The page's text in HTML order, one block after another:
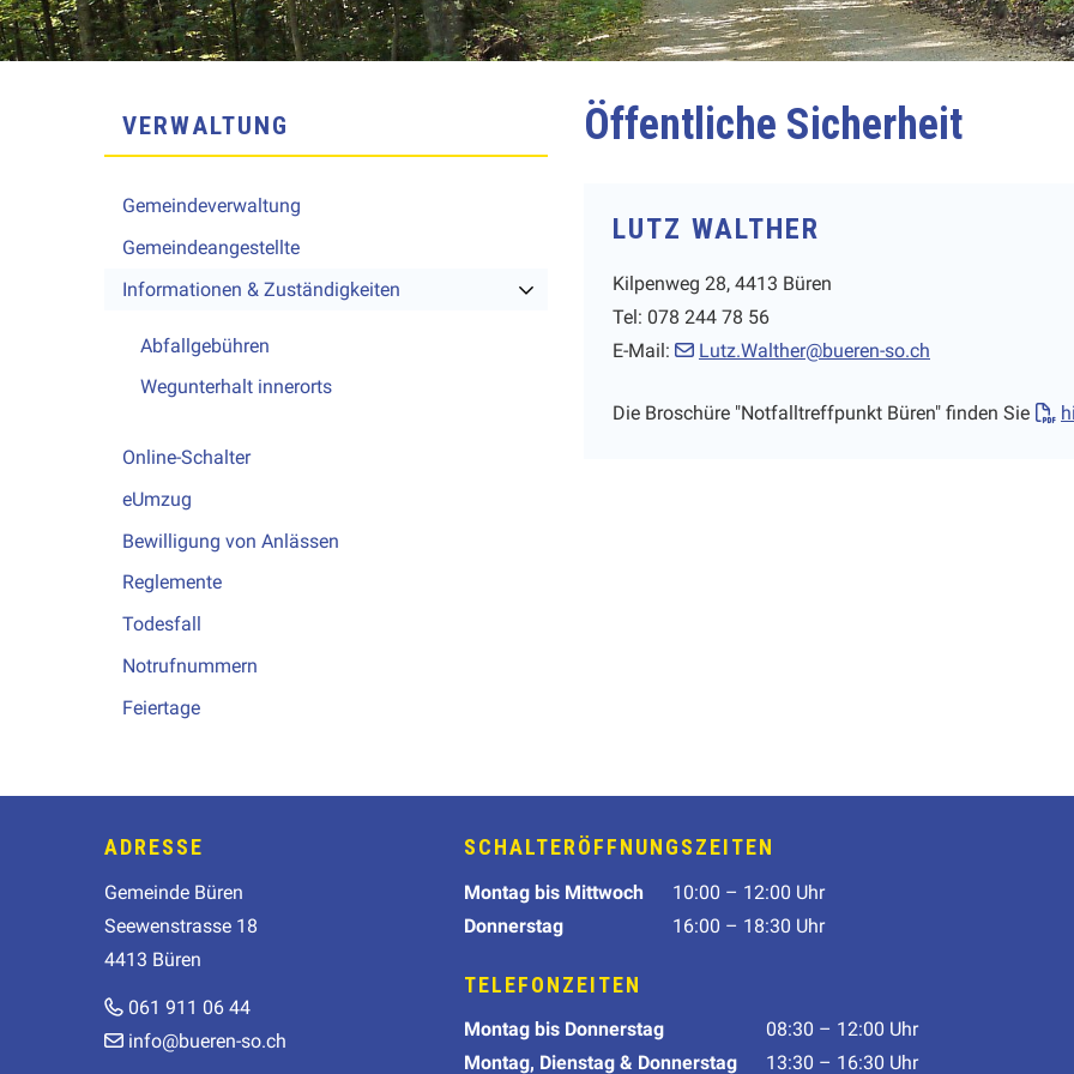
SUBNAVIGATION
VERWALTUNG
Gemeindeverwaltung
Gemeindeangestellte
Informationen & Zuständigkeiten
Abfallgebühren
Wegunterhalt innerorts
Online-Schalter
eUmzug
Bewilligung von Anlässen
Reglemente
Todesfall
Notrufnummern
Feiertage
Öffentliche Sicherheit
LUTZ WALTHER
Kilpenweg 28, 4413 Büren
Tel: 078 244 78 56
E-Mail:
Lutz.Walther@bueren-so.ch
Die Broschüre "Notfalltreffpunkt Büren" finden Sie
FooterADRESSE
Gemeinde Büren
Seewenstrasse 18
4413 Büren
061 911 06 44
info@bueren-so.ch
SCHALTERÖFFNUNGSZEITEN
Wochentag Öffnungszeit
Montag bis Mittwoch
10:00 – 12:00 Uhr
Donnerstag
16:00 – 18:30 Uhr
TELEFONZEITEN
Wochentag Telefonzeiten
Montag bis Donnerstag
08:30 – 12:00 Uhr
Montag, Dienstag & Donnerstag
13:30 – 16:30 Uhr